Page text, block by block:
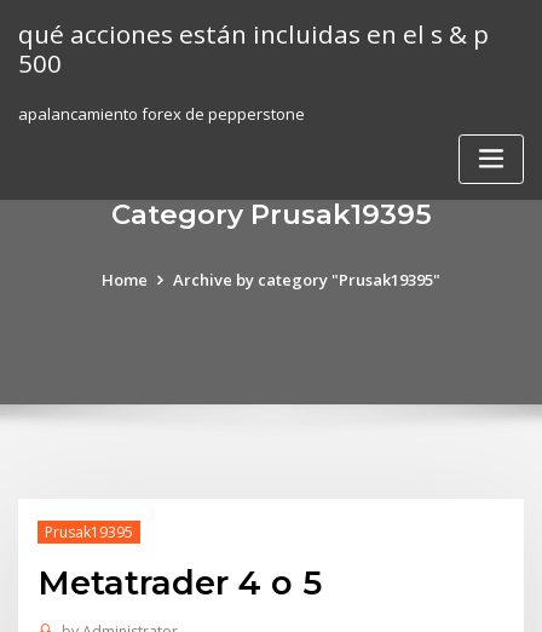
content
qué acciones están incluidas en el s & p
500
apalancamiento forex de pepperstone
Category Prusak19395
Home Archive by category "Prusak19395"
Prusak19395
Metatrader 4 o 5